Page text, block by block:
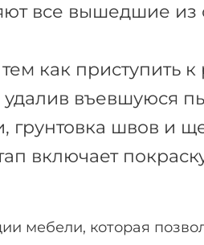
все вышедшие из
как приступить
въевшуюся
швов и
включает
мебели, которая